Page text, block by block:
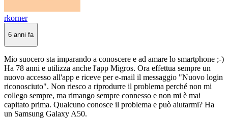
rkorner
6 anni fa
Mio suocero sta imparando a conoscere e ad amare lo smartphone ;-)
Ha 78 anni e utilizza anche l'app Migros. Ora effettua sempre un
nuovo accesso all'app e riceve per e-mail il messaggio "Nuovo login
riconosciuto". Non riesco a riprodurre il problema perché non mi
collego sempre, ma rimango sempre connesso e non mi è mai
capitato prima. Qualcuno conosce il problema e può aiutarmi? Ha
un Samsung Galaxy A50.